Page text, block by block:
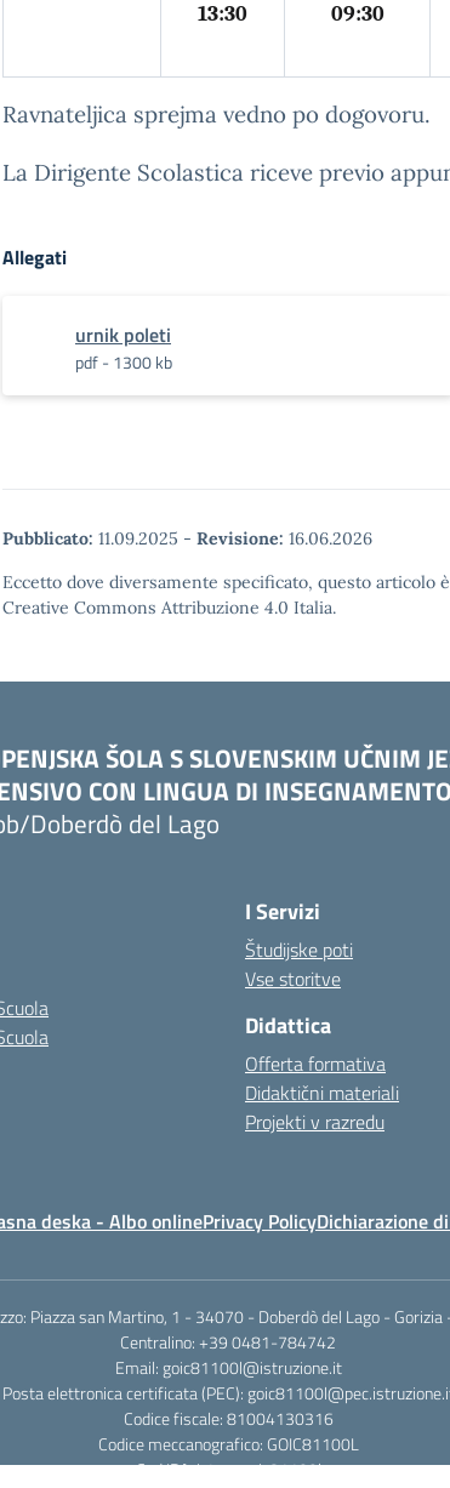
13:30
09:30
Ravnateljica sprejma vedno po dogovoru.
La Dirigente Scolastica riceve previo
Allegati
urnik poleti
pdf - 1300 kb
Pubblicato: 11.09.2025 - Revisione: 16.06.2026
Eccetto dove diversamente specificato, questo articolo
Creative Commons Attribuzione 4.0 Italia.
ŠOLA S SLOVENSKIM UČNIM
CON LINGUA DI
Doberdò del Lago
I Servizi
Študijske poti
Vse storitve
Didattica
Offerta formativa
Didaktični materiali
Projekti v razredu
deska - Albo onlinePrivacy PolicyDichiarazione
Piazza san Martino, 1 - 34070 - Doberdò del Lago - Gorizia
Centralino: +39 0481-784742
Email: goic81100l@istruzione.it
Posta elettronica certificata (PEC):
Codice fiscale: 81004130316
Codice meccanografico: GOIC81100L
Cod IPA: istsc_goic81100l